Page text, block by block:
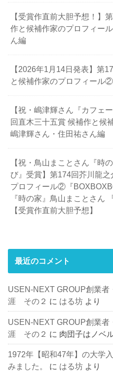
【受賞作直前大胆予想！】
作と候補作家のプロフィー
ん編
【2026年1月14日発表】第
と候補作家のプロフィール
【祝・嶋津輝さん『カフェ
回直木三十五賞 候補作と候
嶋津輝さん・住田祐さん編
【祝・鳥山まことさん『時
び』受賞】第174回芥川龍
プロフィール②『
『時の家』鳥山まことさん
【受賞作直前大胆予想】
最近のコメント
USEN-NEXT GROUP創業者
涯 その２ に はる坊 より
USEN-NEXT GROUP創業者
涯 その２ に 肉団子はノベ
1972年【昭和47年】の大学
みました。
に はる坊 より